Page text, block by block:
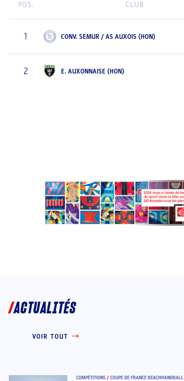
POS. CLUB
1 CONV. SEMUR / AS AUXOIS (HON)
2 E. AUXONNAISE (HON)
ACTUALITÉS
VOIR TOUT
COMPÉTITIONS / COUPE DE FRANCE BEACHHANDBALL